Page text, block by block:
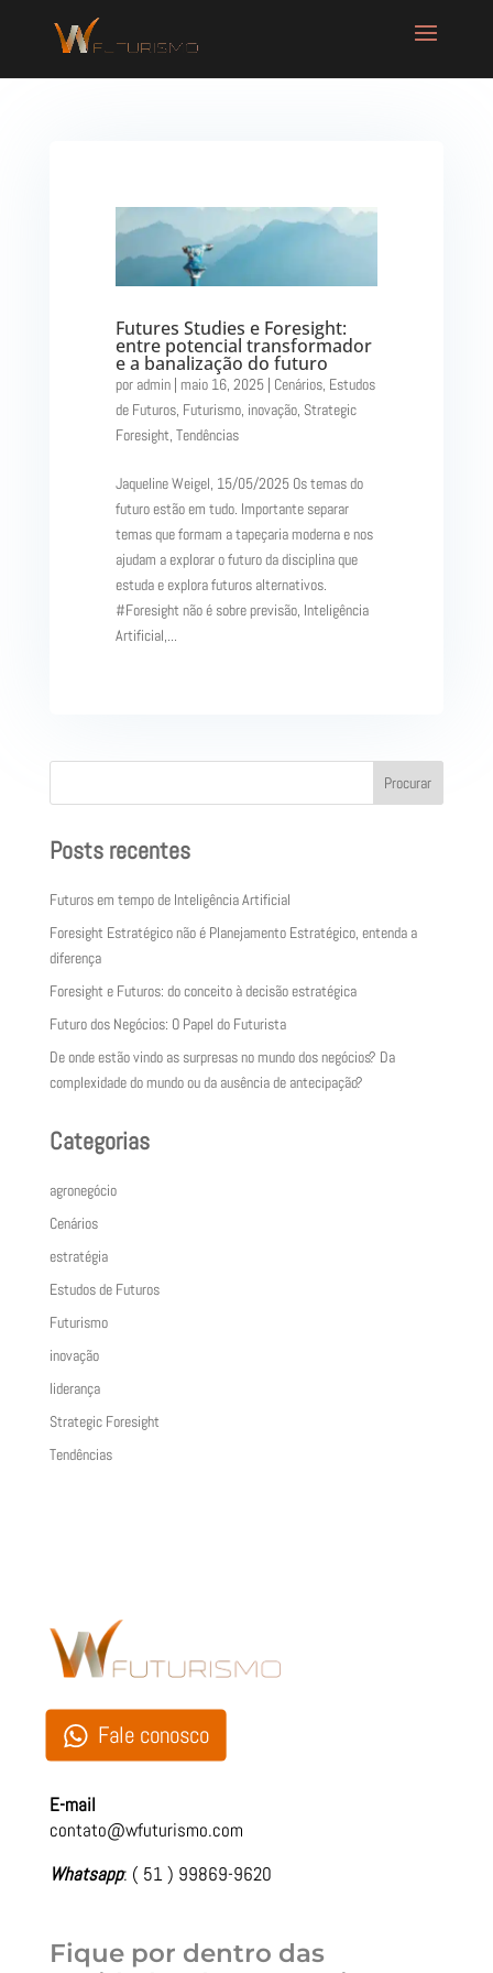
Futures Studies e Foresight:
entre potencial transformador
e a banalização do futuro
por admin| maio 16, 2025| Cenários, Estudos
de Futuros, Futurismo, inovação, Strategic
Foresight Tendências
Jaqueline Weigel, 15/05/2025 Os temas do
futuro estão em tudo. Importante separar
temas que formam a tapeçaria moderna e nos
ajudam a explorar o futuro da disciplina que
estuda e explora futuros alternativos.
#Foresight não é sobre previsão, Inteligência
Artificial,...
Procurar
Posts recentes
Futuros em tempo de Inteligência Artificial
Foresight Estratégico não é Planejamento Estratégico, entenda a
diferença
Foresight e Futuros: do conceito à decisão estratégica
Futuro dos Negócios: O Papel do Futurista
De onde estão vindo as surpresas no mundo dos negócios? Da
complexidade do mundo ou da ausência de antecipação?
Categorias
agronegócio
Cenários
estratégia
Estudos de Futuros
Futurismo
inovação
liderança
Strategic Foresight
Tendências
Fale conosco
E-mail
contato@wfuturismo.com
Whatsapp: ( 51 ) 99869-9620
Fique por dentro das